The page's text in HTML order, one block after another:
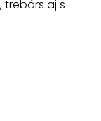
aj s